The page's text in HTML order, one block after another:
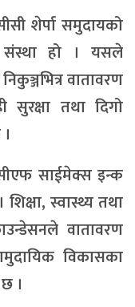
शेर्पा समुदायको
संस्था हो । यसले
वातावरण
सुरक्षा तथा दिगो
साईमेक्स इन्क
स्वास्थ्य तथा
वातावरण
विकासका
।